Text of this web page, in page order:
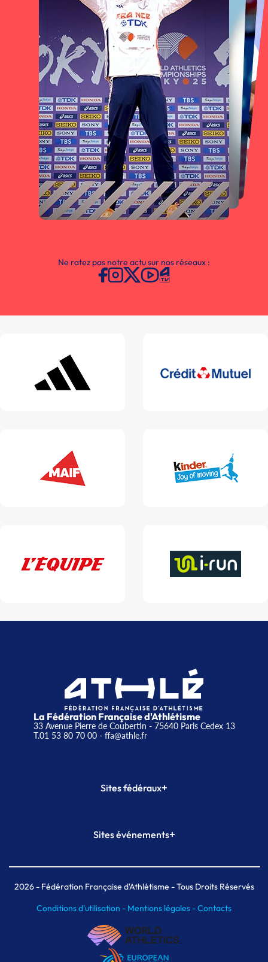
Ne ratez pas notre actu sur nos réseaux :
La Fédération Française d'Athlétisme
33 Avenue Pierre de Coubertin - 75640 Paris Cedex 13
T.01 53 80 70 00- ffa@athle.fr
Sites fédéraux+
Plateforme Formation
Sites événements+
Meeting de Paris indoor
MAIF Ekiden de Paris
2026- Fédération Française d'Athlétisme - Tous Droits Réservés
Conditions d'utilisation - Mentions légales -Contacts